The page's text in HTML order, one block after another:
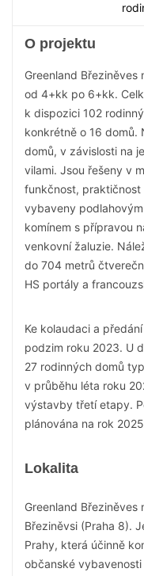
O projektu
Greenland
od 4+kk po 6+kk.
k dispozici 102
konkrétně o 16 domů.
domů, v závislosti na
vilami. Jsou řešeny v
funkčnost, praktičnost
vybaveny
komínem s přípravou
venkovní žaluzie.
do 704 metrů
HS portály a
Ke kolaudaci a
podzim roku 2023. U
27 rodinných domů
v průběhu léta roku
výstavby třetí etapy.
plánována na rok
Lokalita
Greenland
Březiněvsi (Praha 8).
Prahy, která účinně
občanské